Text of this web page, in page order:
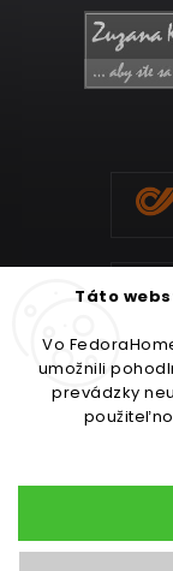
Táto
Vo
umožnili
prevádzky
Copyright